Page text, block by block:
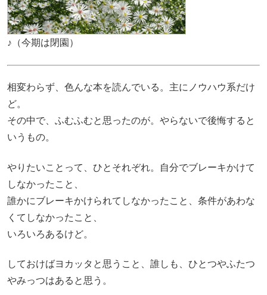
♪（今期は閉園）
相変わらず、色んな本を読んでいる。主にノウハウ系だけ
ど。
その中で、ふむふむと思ったのが。やらないで後悔すると
いうもの。
やりたいことって、ひとそれぞれ。自分でブレーキかけて
しなかったこと、
誰かにブレーキかけられてしなかったこと、条件があわな
くてしなかったこと、
いろいろあるけど。
しておけばヨカッタと思うこと、誰しも、ひとつやふたつ
やみっつはあると思う。